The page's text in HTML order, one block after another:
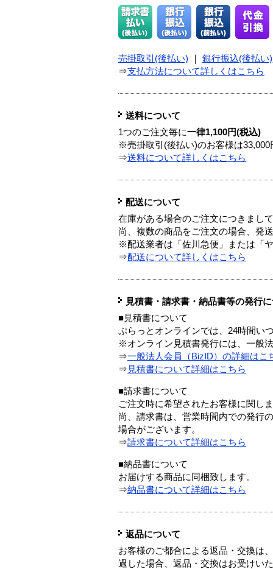
売掛取引(後払い) 銀行振込(後払い)
⇒支払方法について詳しくはこちら
送料について
1つのご注文毎に一律1,100円(税込)
※売掛取引(後払い)のお客様は33,000
⇒送料について詳しくはこちら
配送について
在庫がある場合のご注文につきまし
尚、複数の商品をご注文の場合、発
※配送業者は「佐川急便」または「
⇒配送について詳しくはこちら
見積書・請求書・納品書等の発行
■見積書について
ぷらっとオンラインでは、24時間い
※オンライン見積書発行には、一般
⇒一般法人会員（BizID）の詳細はこ
⇒ 見積書について詳細はこちら
■請求書について
ご注文時に希望されたお客様に関し
尚、請求書は、営業時間内での発行
場合がございます。
⇒請求書について詳細はこちら
■納品書について
お届けする商品に同梱致します。
⇒納品書について詳細はこちら
返品について
お客様のご都合による返品・交換は
過した場合、返品・交換はお受けいた